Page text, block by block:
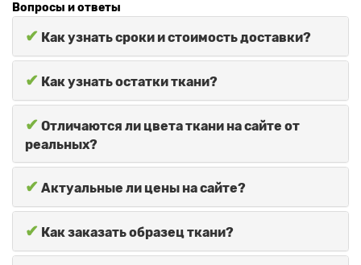
Вопросы и ответы
✔ Как узнать сроки и стоимость доставки?
✔ Как узнать остатки ткани?
✔ Отличаются ли цвета ткани на сайте от
реальных?
✔ Актуальные ли цены на сайте?
✔ Как заказать образец ткани?